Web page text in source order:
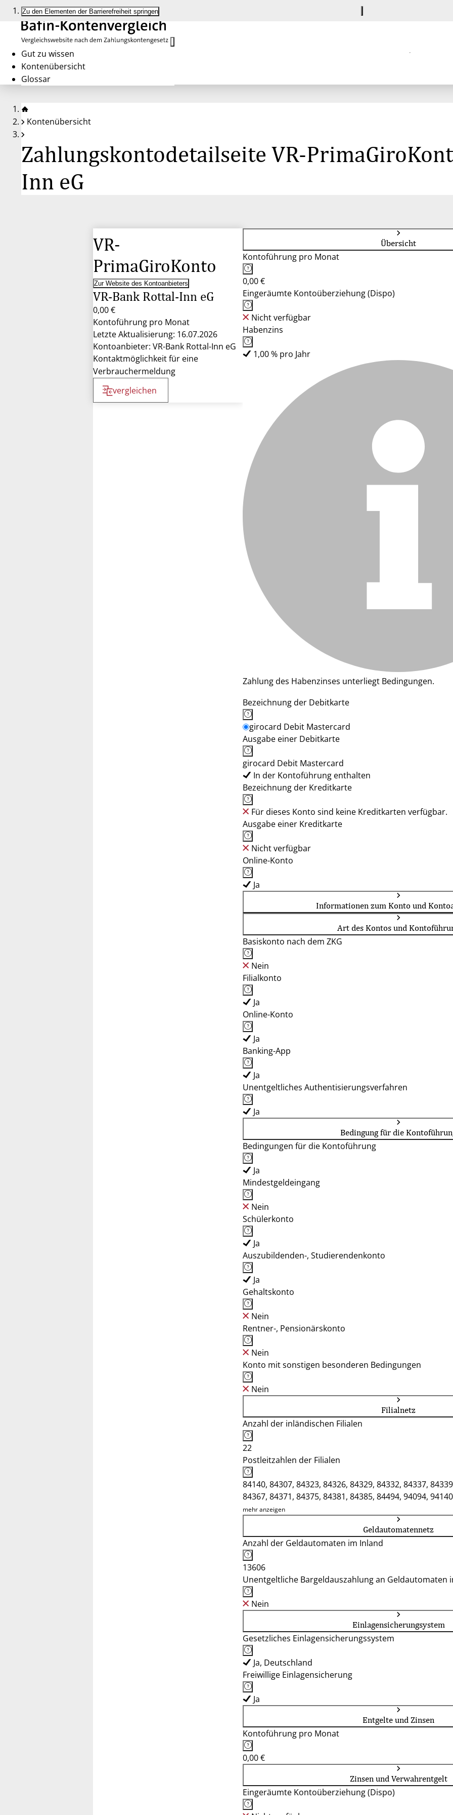
Zu den Elementen der Barrierefreiheit springen
Gut zu wissen
Kontenübersicht
Glossar
Kontenübersicht
Zahlungskontodetailseite VR-
Inn eG
VR-
PrimaGiroKonto
Zur Website des Kontoanbieters
VR-Bank Rottal-Inn eG
0,00 €
Kontoführung pro Monat
Letzte Aktualisierung: 16.07.2026
Kontoanbieter: VR-Bank Rottal-Inn eG
Kontaktmöglichkeit für eine
Verbrauchermeldung
vergleichen
Übersicht
Kontoführung pro Monat
0,00 €
Eingeräumte Kontoüberziehung (Dispo)
Nicht verfügbar
Habenzins
1,00 % pro Jahr
Zahlung des Habenzinses unterliegt Bedingungen.
Bezeichnung der Debitkarte
girocard Debit Mastercard
Ausgabe einer Debitkarte
girocard Debit Mastercard
In der Kontoführung enthalten
Bezeichnung der Kreditkarte
Für dieses Konto sind keine Kreditkarten verfügbar.
Ausgabe einer Kreditkarte
Nicht verfügbar
Online-Konto
Ja
Informationen zum Konto und
Art des Kontos und
Basiskonto nach dem ZKG
Nein
Filialkonto
Ja
Online-Konto
Ja
Banking-App
Ja
Unentgeltliches Authentisierungsverfahren
Ja
Bedingung für die
Bedingungen für die Kontoführung
Ja
Mindestgeldeingang
Nein
Schülerkonto
Ja
Auszubildenden-, Studierendenkonto
Ja
Gehaltskonto
Nein
Rentner-, Pensionärskonto
Nein
Konto mit sonstigen besonderen Bedingungen
Nein
Filialnetz
Anzahl der inländischen Filialen
22
Postleitzahlen der Filialen
84140, 84307, 84323, 84326, 84329, 84332, 84337,
84367, 84371, 84375, 84381, 84385, 84494, 94094,
mehr anzeigen
Geldautomatennetz
Anzahl der Geldautomaten im Inland
13606
Unentgeltliche Bargeldauszahlung an Geldautomaten
Nein
Einlagensicherungsystem
Gesetzliches Einlagensicherungssystem
Ja, Deutschland
Freiwillige Einlagensicherung
Ja
Entgelte und Zinsen
Kontoführung pro Monat
0,00 €
Zinsen und Verwahrentgelt
Eingeräumte Kontoüberziehung (Dispo)